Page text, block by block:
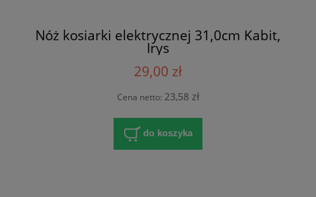
Nóż kosiarki elektrycznej 31,0cm Kabit,
Irys
29,00 zł
Cena netto: 23,58 zł
do koszyka